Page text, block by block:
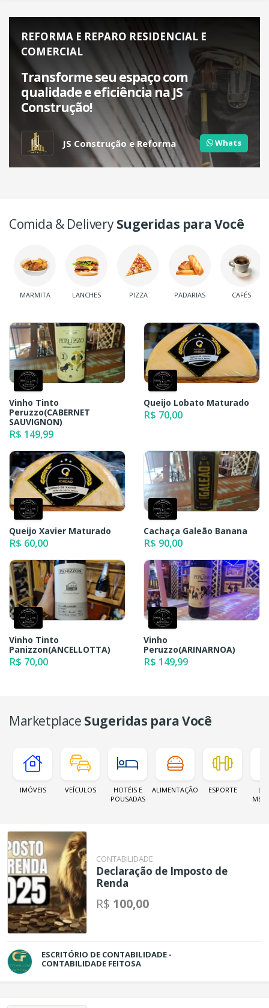
REFORMA E REPARO RESIDENCIAL E
COMERCIAL
Transforme seu espaço com
qualidade e eficiência na JS
Construção!
JS Construção e Reforma Whats
Comida & DeliverySugeridas para Você
MARMITA LANCHES PIZZA PADARIAS CAFÉS
Vinho Tinto
Peruzzo(CABERNET
SAUVIGNON)
R$ 149,99
Queijo Lobato Maturado
R$ 70,00
Queijo Xavier Maturado
R$ 60,00
Cachaça Galeão Banana
R$ 90,00
Vinho Tinto
Panizzon(ANCELLOTTA)
R$ 70,00
Vinho
Peruzzo(ARINARNOA)
R$ 149,99
Marketplace Sugeridas para Você
IMÓVEIS VEÍCULOS
HOTÉIS E
POUSADAS
ALIMENTAÇÃO ESPORTE
CONTABILIDADE
Declaração de Imposto de
Renda
R$ 100,00
ESCRITÓRIO DE CONTABILIDADE -
CONTABILIDADE FEITOSA